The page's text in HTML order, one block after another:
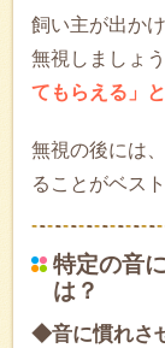
飼い主が出か
無視しましょう
てもらえる」
無視の後には
ることがベス
特定の音
は？
◆音に慣れさ